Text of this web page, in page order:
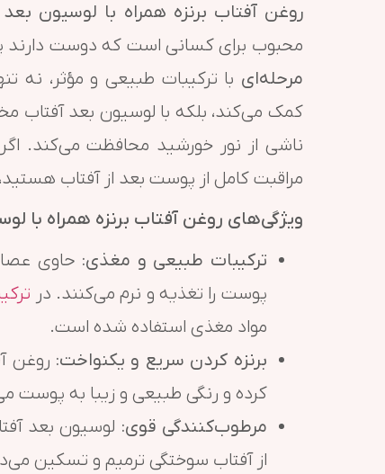
روغن آفتاب برنزه همراه با لوسیون بعد
محبوب برای کسانی است که دوست دارند
مرحله‌ای با ترکیبات طبیعی و مؤثر، نه
کمک می‌کند، بلکه با لوسیون بعد آفتاب
ناشی از نور خورشید محافظت می‌کند.
مراقبت کامل از پوست بعد از آفتاب
ویژگی‌های روغن آفتاب برنزه همراه با
ترکیبات طبیعی و مغذی:
پوست را تغذیه و نرم می‌کنند. در
مواد مغذی استفاده شده است.
برنزه کردن سریع و یکنواخت: روغن
کرده و رنگی طبیعی و زیبا به پوست
مرطوب‌کنندگی قوی: لوسیون بعد
از آفتاب سوختگی ترمیم و تسکین